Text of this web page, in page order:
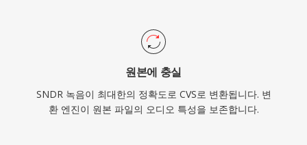
원본에 충실
SNDR 녹음이 최대한의 정확도로 CVS로 변환됩니다. 변
환 엔진이 원본 파일의 오디오 특성을 보존합니다.